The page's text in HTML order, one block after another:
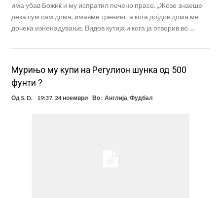
има убав Божиќ и му испратил печено прасе. „Жозе знаеше
дека сум сам дома, имавме тренинг, а кога дојдов дома ме
дочека изненадување. Видов кутија и кога ја отворив во …
Мурињо му купи на Регулион шунка од 500
фунти ?
Од S. D. 19:37, 24 ноември Во : Англија Фудбал